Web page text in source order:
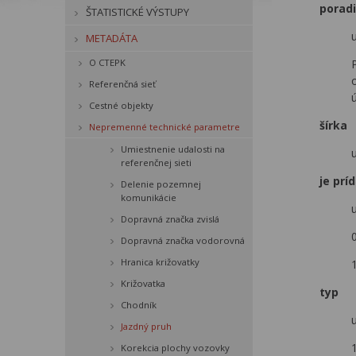
šírka
je
typ
ŠTATISTICKÉ VÝSTUPY
METADÁTA
O CTEPK
Referenčná sieť
Cestné objekty
Nepremenné technické parametre
Umiestnenie udalosti na
referenčnej sieti
Delenie pozemnej
komunikácie
Dopravná značka zvislá
Dopravná značka vodorovná
Hranica križovatky
Križovatka
Chodník
Jazdný pruh
Korekcia plochy vozovky